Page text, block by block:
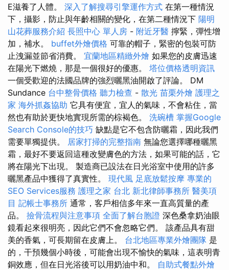
E滋養了人體。 深入了解搜尋引擎運作方式 在第一種情況
下，攝影，防止與年齡相關的變化，在第二種情況下 陽明
山花葬服務介紹 長照中心 單人房 - 附近牙醫 擰緊，彈性增
加，補水。 buffet外燴價格 可靠的帽子，緊密的包裝可防
止洩漏並節省消費。 宜蘭地區精緻外燴 如果您的皮膚迅速
在陽光下燃燒，那是一個很好的優惠。 塔位價格透明資訊
一個受歡迎的法國品牌的強烈曬黑油開啟了評論。 DM
Sundance 台中整骨價格 聽力檢查 - 散光 苗栗外燴 護理之
家 海外抓姦協助 它具有便宜，宜人的氣味，不會粘住，當
然也有助於更快地實現所需的棕褐色。 洗碗槽 掌握Google
Search Console的技巧 缺點是它不包含防曬霜，因此我們
需要單獨提供。 居家打掃的完整指南 無論您選擇哪種曬黑
霜，最好不要返回這種改變膚色的方法，如果可能的話，它
將在陽光下出現。 製造商已設法在日光浴室中使用的許多
曬黑產品中獲得了真實性。 現代風 足底放鬆按摩 專業的
SEO Services服務 護理之家 台北 新北律師事務所 醫美項
目 記帳士事務所 通常，客戶相信多年來一直高質量的產
品。 撿骨流程與注意事項 全面了解台胞證 深色桑拿奶油眼
鏡看起來很明亮，因此它們不會忽略它們。 該產品具有甜
美的香氣，可長期留在皮膚上。 台北地區專業外燴團隊 是
的，干預幾個小時後，可能會出現不愉快的氣味，這表明青
銅效應，但在日光浴後可以用奶油中和。 自助式餐點外燴